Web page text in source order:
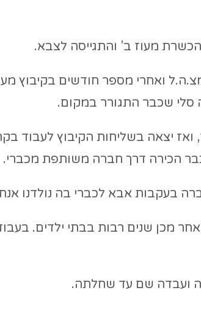
מעוז ב’ והתגייסה לצבא.
מצ.ה.ל ואחרי מספר חודשים
סלי שכבר התגורר במקום.
ברביבים במשך כ- 6 שנים, ואז יצאה בשליחות
הכירה דרך חברה משותפת מכברי.
מכן שנים רבות בבתי ילדים.
ועבדה שם עד שחלתה.